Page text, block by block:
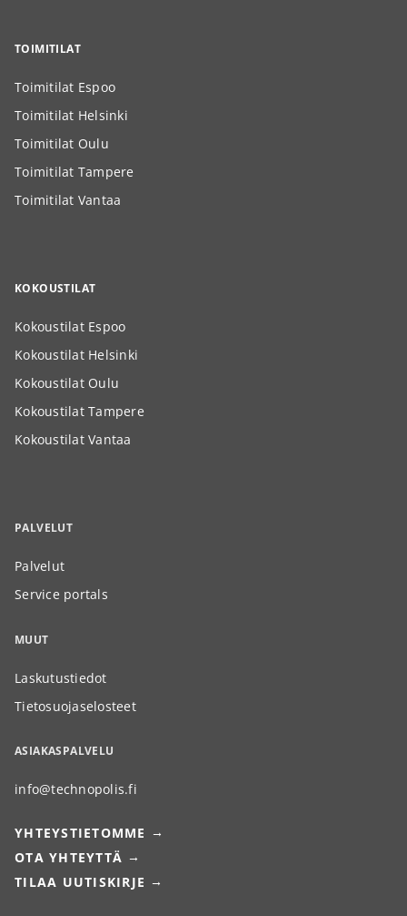
TOIMITILAT
Toimitilat Espoo
Toimitilat Helsinki
Toimitilat Oulu
Toimitilat Tampere
Toimitilat Vantaa
KOKOUSTILAT
Kokoustilat Espoo
Kokoustilat Helsinki
Kokoustilat Oulu
Kokoustilat Tampere
Kokoustilat Vantaa
PALVELUT
Palvelut
Service portals
MUUT
Laskutustiedot
Tietosuojaselosteet
ASIAKASPALVELU
info@technopolis.fi
YHTEYSTIETOMME
OTA YHTEYTTÄ
TILAA UUTISKIRJE